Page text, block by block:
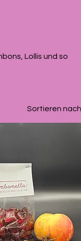
Lollis und so
Sortieren